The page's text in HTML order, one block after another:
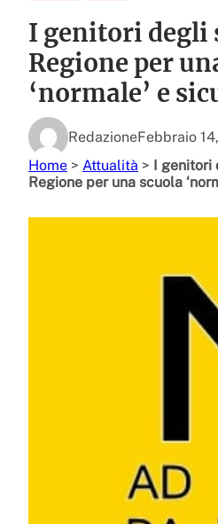
I genitori degli
Regione per
‘normale’ e
RedazioneFebbraio
Home > Attualità > I genitori
Regione per una scuola